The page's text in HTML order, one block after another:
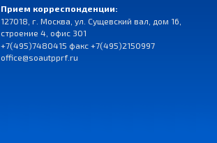
Прием корреспонденции:
127018, г. Москва, ул. Сущевский вал, дом 16,
строение 4, офис 301
+7(495)7480415 факс +7(495)2150997
office@soautpprf.ru